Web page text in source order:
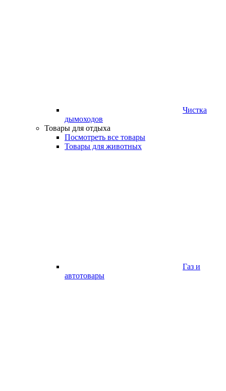
Чистка
дымоходов
Товары для отдыха
Посмотреть все товары
Товары для животных
Газ и
автотовары